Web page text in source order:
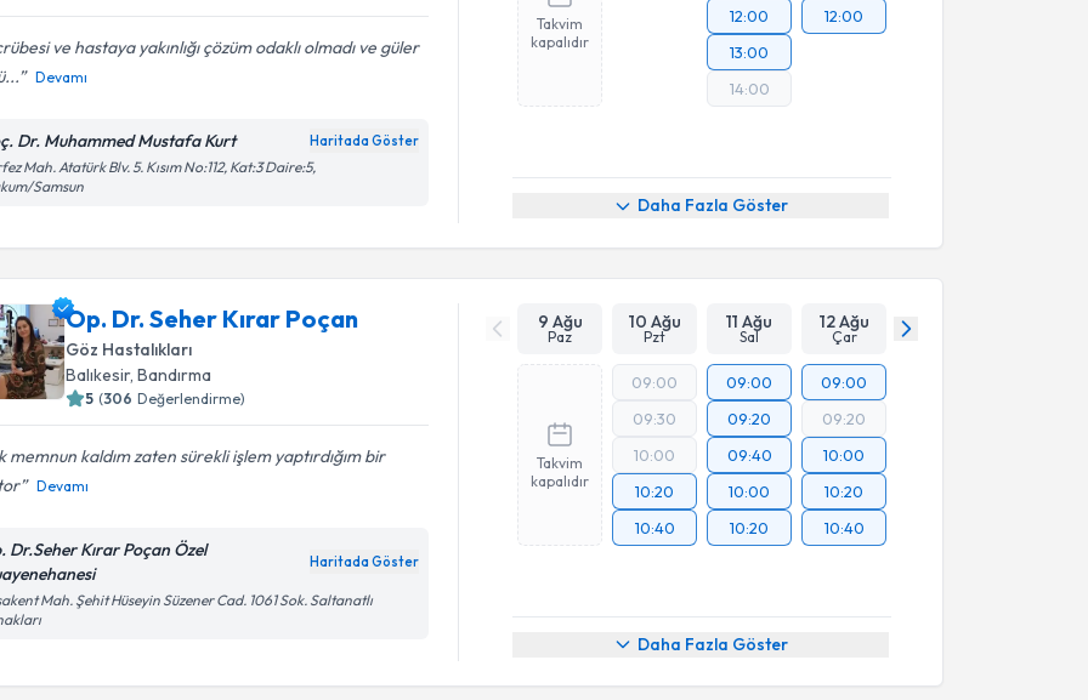
ve hastaya yakınlığı çözüm odaklı olmadı ve güler
Devamı
Dr. Muhammed Mustafa Kurt Haritada Göster
Mah. Atatürk Blv. 5. Kısım No:112, Kat:3 Daire:5,
Samsun
Takvim
kapalıdır
12:00
13:00
14:00
12:00
Daha Fazla Göster
Op. Dr. Seher Kırar Poçan
Göz Hastalıkları
Balıkesir,Bandırma
5 (306 Değerlendirme)
memnun kaldım zaten sürekli işlem yaptırdığım bir
Devamı
Dr.Seher Kırar Poçan Özel
Haritada Göster
Mah. Şehit Hüseyin Süzener Cad. 1061 Sok. Saltanatlı
9 Ağu
Paz
10 Ağu
Pzt
11 Ağu
Sal
12 Ağu
Çar
Takvim
kapalıdır
09:00
09:30
10:00
10:20
10:40
09:00
09:20
09:40
10:00
10:20
09:00
09:20
10:00
10:20
10:40
Daha Fazla Göster